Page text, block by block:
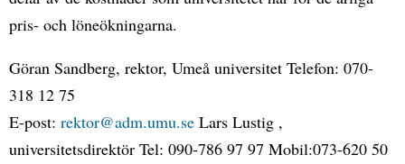
pris- och löneökningarna.
Göran Sandberg, rektor, Umeå universitet Telefon: 070-
318 12 75
E-post: rektor@adm.umu.se Lars Lustig ,
universitetsdirektör Tel: 090-786 97 97 Mobil:073-620 50